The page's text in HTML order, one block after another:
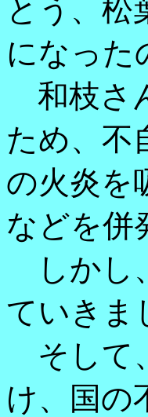
とう、松
になった
和枝さ
ため、不
の火炎を
などを併
しかし
ていきま
そして
け、国の